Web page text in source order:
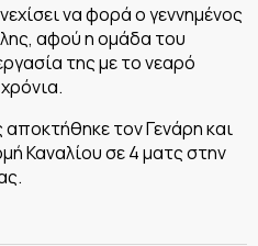
να φορά ο γεννημένος
αφού η ομάδα του
της με το νεαρό
τον Γενάρη και
Καναλίου σε 4 ματς στην